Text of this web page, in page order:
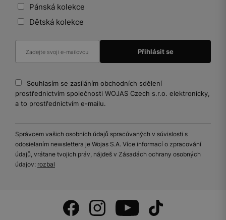
Pánská kolekce
Dětská kolekce
Souhlasím se zasíláním obchodních sdělení
prostřednictvím společnosti WOJAS Czech s.r.o. elektronicky,
a to prostřednictvím e-mailu.
Správcem vašich osobních údajů spracúvaných v súvislosti s
odosielaním newslettera je Wojas S.A. Více informací o zpracování
údajů, vrátane tvojich práv, nájdeš v Zásadách ochrany osobných
údajov: rozbal